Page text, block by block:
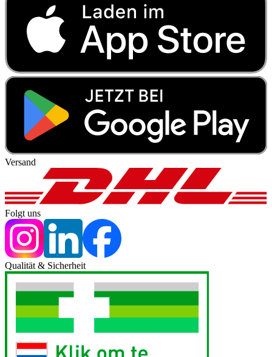
Versand
Folgt uns
Qualität & Sicherheit